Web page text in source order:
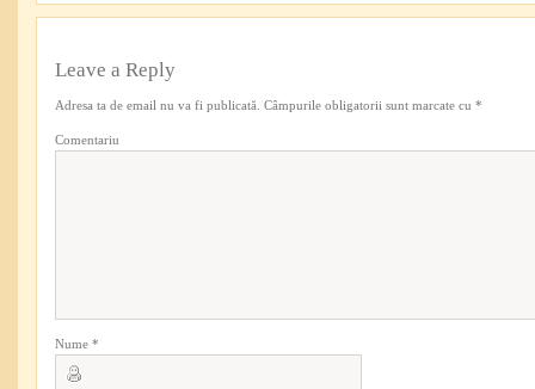
Leave a Reply
Adresa ta de email nu va fi publicată. Câmpurile obligatorii sunt marcate cu *
Comentariu
Nume *